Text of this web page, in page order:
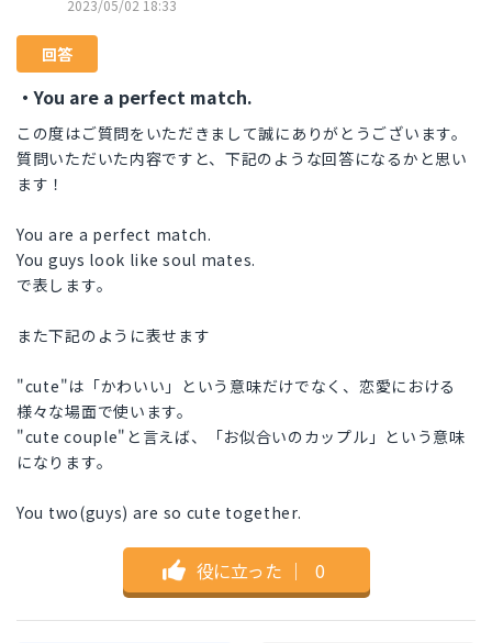
2023/05/02 18:33
回答
・You are a perfect match.
この度はご質問をいただきまして誠にありがとうございます。
質問いただいた内容ですと、下記のような回答になるかと思い
ます！
You are a perfect match.
You guys look like soul mates.
で表します。
また下記のように表せます
"cute"は「かわいい」という意味だけでなく、恋愛における
様々な場面で使います。
"cute couple"と言えば、「お似合いのカップル」という意味
になります。
You two(guys) are so cute together.
役に立った ｜ 0